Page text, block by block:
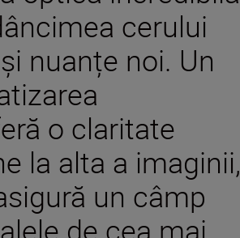
cerului
nuanțe noi. Un
o claritate
la alta a imaginii,
un câmp
de cea mai